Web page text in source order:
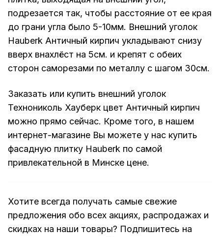
подрезается так, чтобы расстояние от ее края
до грани угла было 5-10мм. Внешний уголок
Hauberk Античный кирпич укладывают снизу
вверх внахлёст на 5см. и крепят с обеих
сторон саморезами по металлу с шагом 30см.
Заказать или купить внешний уголок
Технониколь Хауберк цвет Античный кирпич
можно прямо сейчас. Кроме того, в нашем
интернет-магазине Вы можете у нас купить
фасадную плитку Hauberk по самой
привлекательной в Минске цене.
Хотите всегда получать самые свежие
предложения обо всех акциях, распродажах и
скидках на наши товары? Подпишитесь на